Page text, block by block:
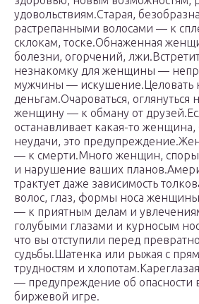
удовольствиям.Старая,
растрепанными волосами — к
склокам, тоске.Обнаженная
болезни, огорчений,
незнакомку для женщины —
мужчины — искушение.Целовать
деньгам.Очароваться, оглянуться
женщину — к обману от
останавливает какая-то женщина,
неудачи, это
— к смерти.Много женщин,
и нарушение ваших
трактует даже зависимость
волос, глаз, формы носа
— к приятным делам и
голубыми глазами и курносым
что вы отступили перед
судьбы.Шатенка или рыжая с
трудностям и
— предупреждение об опасности
биржевой игре.